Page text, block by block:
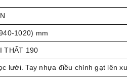
1020) mm
THẤT 190
lưới. Tay nhựa điều chỉnh gạt lên